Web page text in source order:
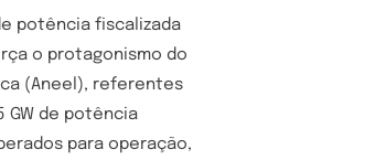
potência fiscalizada
o protagonismo do
(Aneel), referentes
GW de potência
para operação,